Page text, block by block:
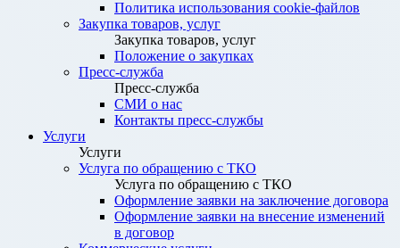
Политика использования cookie-файлов
Закупка товаров, услуг
Закупка товаров, услуг
Положение о закупках
Пресс-служба
Пресс-служба
СМИ о нас
Контакты пресс-службы
Услуги
Услуги
Услуга по обращению с ТКО
Услуга по обращению с ТКО
Оформление заявки на заключение договора
Оформление заявки на внесение изменений
в договор